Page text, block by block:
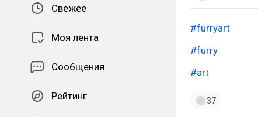
Свежее
Моя лента
Сообщения
Рейтинг
#furryart
#furry
#art
37